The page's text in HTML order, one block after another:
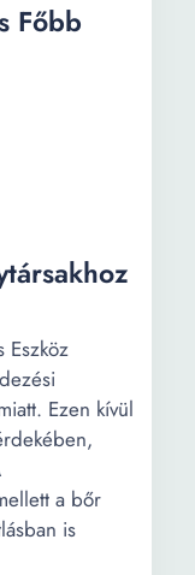
Főbb
Eszköz
Ezen kívül
a bőr
is